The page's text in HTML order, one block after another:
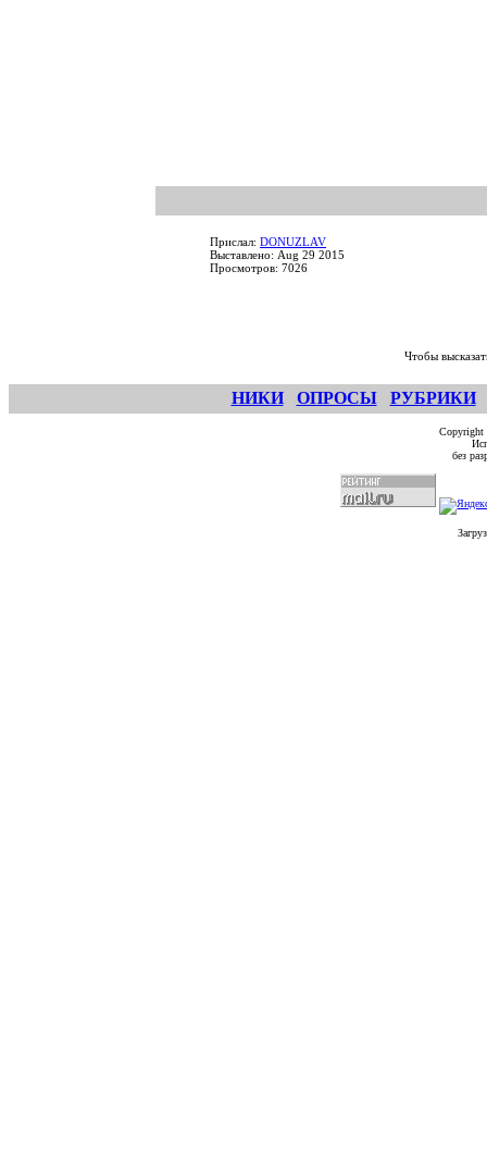
Прислал: DONUZLAV
Выставлено: Aug 29 2015
Просмотров: 7026
Чтобы
НИКИ ОПРОСЫ РУБРИКИ
без